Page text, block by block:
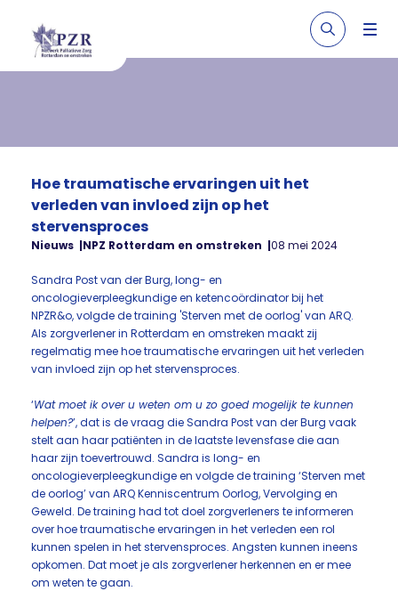
Hoe traumatische ervaringen uit het
verleden van invloed zijn op het
stervensproces
Nieuws NPZ Rotterdam en omstreken 08 mei 2024
Sandra Post van der Burg, long- en
oncologieverpleegkundige en ketencoördinator bij het
NPZR&o, volgde de training 'Sterven met de oorlog' van ARQ.
Als zorgverlener in Rotterdam en omstreken maakt zij
regelmatig mee hoe traumatische ervaringen uit het verleden
van invloed zijn op het stervensproces.
‘Wat moet ik over u weten om u zo goed mogelijk te kunnen
helpen?’, dat is de vraag die Sandra Post van der Burg vaak
stelt aan haar patiënten in de laatste levensfase die aan
haar zijn toevertrouwd. Sandra is long- en
oncologieverpleegkundige en volgde de training ‘Sterven met
de oorlog’ van ARQ Kenniscentrum Oorlog, Vervolging en
Geweld. De training had tot doel zorgverleners te informeren
over hoe traumatische ervaringen in het verleden een rol
kunnen spelen in het stervensproces. Angsten kunnen ineens
opkomen. Dat moet je als zorgverlener herkennen en er mee
om weten te gaan.